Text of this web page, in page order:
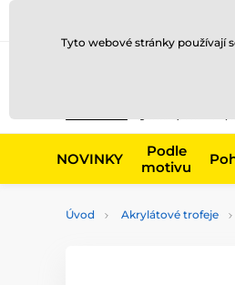
NOVINKY
Podle
motivu
Úvod Akrylátové trofeje
Tyto webové stránky používají